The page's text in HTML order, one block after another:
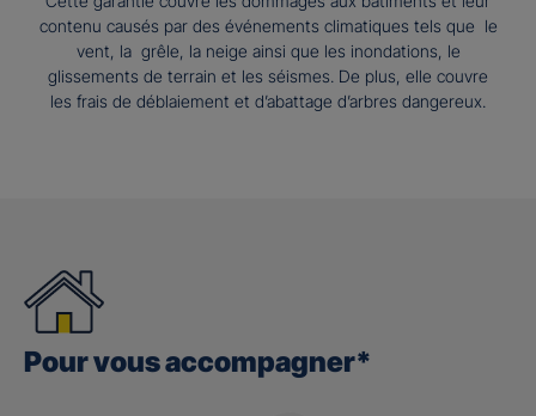
contenu causés par des événements climatiques tels que le
vent, la grêle, la neige ainsi que les inondations, le
glissements de terrain et les séismes. De plus, elle couvre
les frais de déblaiement et d’abattage d’arbres dangereux.
Pour vous accompagner*